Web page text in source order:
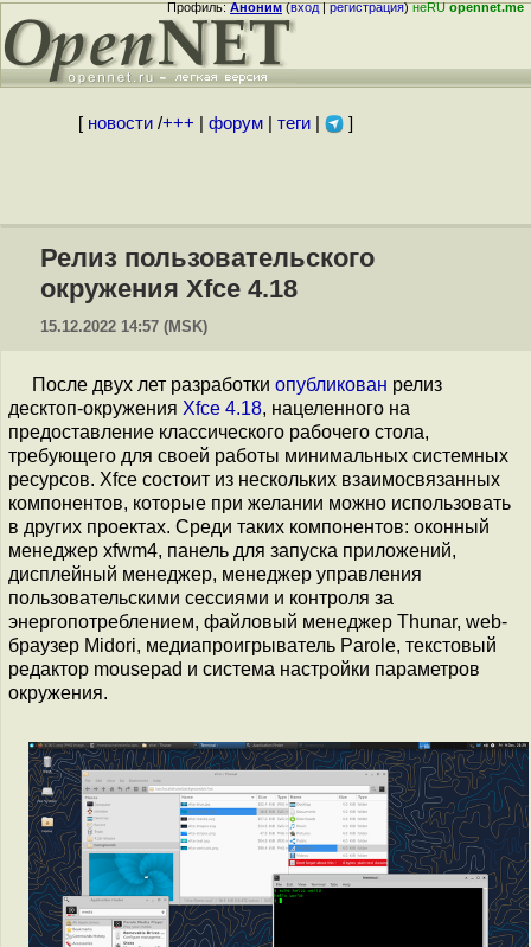
Профиль:Аноним(вход|регистрация)неRUopennet.me
[ новости/+++ форум| теги| ]
Релиз пользовательского
окружения Xfce 4.18
15.12.2022 14:57 (MSK)
После двух лет разработки опубликован релиз
десктоп-окружения Xfce 4.18, нацеленного на
предоставление классического рабочего стола,
требующего для своей работы минимальных системных
ресурсов. Xfce состоит из нескольких взаимосвязанных
компонентов, которые при желании можно использовать
в других проектах. Среди таких компонентов: оконный
менеджер xfwm4, панель для запуска приложений,
дисплейный менеджер, менеджер управления
пользовательскими сессиями и контроля за
энергопотреблением, файловый менеджер Thunar, web-
браузер Midori, медиапроигрыватель Parole, текстовый
редактор mousepad и система настройки параметров
окружения.